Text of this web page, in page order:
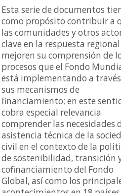
Esta serie de documentos
como propósito contribuir a
las comunidades y otros
clave en la respuesta regional
mejoren su comprensión de
procesos que el Fondo
está implementando a
sus mecanismos de
financiamiento; en este
cobra especial relevancia
comprender las necesidades
asistencia técnica de la
civil en el contexto de la
de sostenibilidad, transición
cofinanciamiento del Fondo
Global, así como los